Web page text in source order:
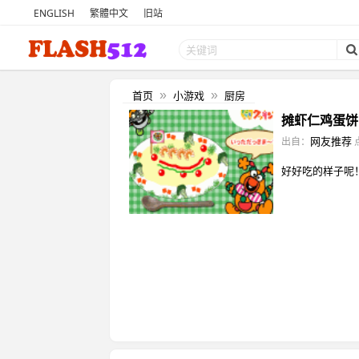
ENGLISH 繁體中文 旧站
首页 » 小游戏 » 厨房
摊虾仁鸡蛋
出自： 网友推荐
好好吃的样子呢